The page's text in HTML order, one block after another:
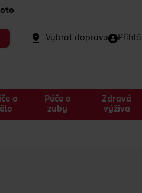
Vybrat dopravu
o
Péče o
zuby
Zdravá
výživa